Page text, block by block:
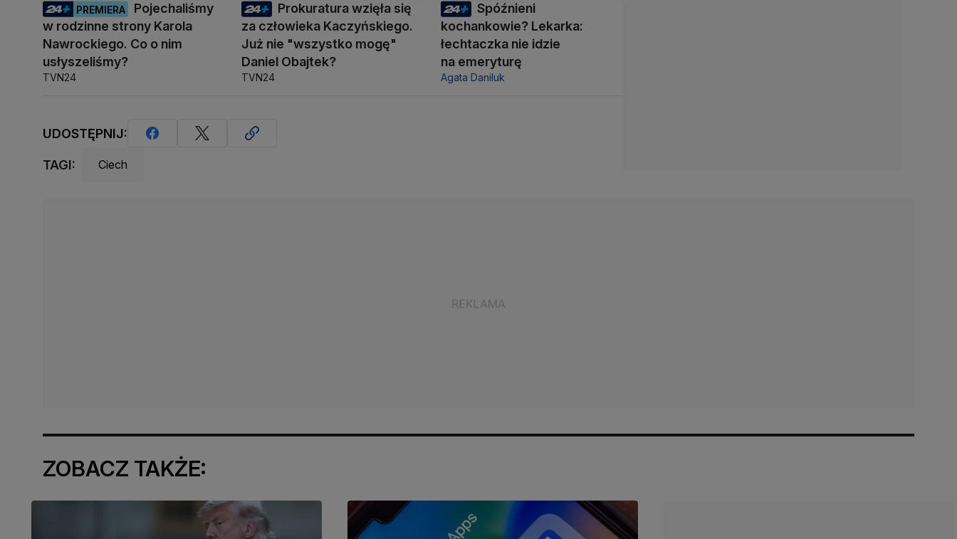
PREMIERA
Pojechaliśmy
w rodzinne strony Karola
Nawrockiego. Co o nim
usłyszeliśmy?
TVN24
Prokuratura wzięła się
za człowieka Kaczyńskiego.
Już nie "wszystko mogę"
Daniel Obajtek?
TVN24
Spóźnieni
kochankowie? Lekarka:
łechtaczka nie idzie
na emeryturę
Agata Daniluk
UDOSTĘPNIJ:
TAGI: Ciech
ZOBACZ TAKŻE: